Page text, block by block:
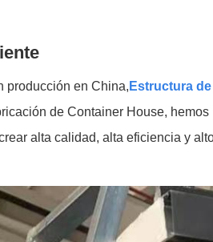
producción en China, Estructura
de Container House,
alta calidad, alta eficiencia y